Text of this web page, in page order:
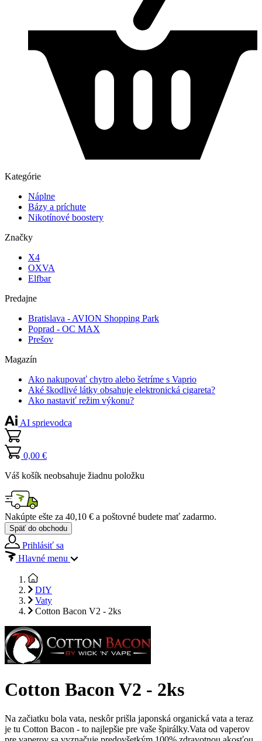
Kategórie
Náplne
Bázy a príchute
Nikotínové boostery
Značky
X4
OXVA
Elfbar
Predajne
Bratislava - AVION Shopping Park
Poprad - OC MAX
Prešov
Magazín
Ako nakupovať chytro alebo šetríme s Vaprio
Aké škodlivé látky obsahuje elektronická cigareta?
Ako nastaviť režim výkonu?
AI sprievodca
0,00 €
Váš košík neobsahuje žiadnu položku
Nakúpte ešte za 40,10 € a poštovné budete mať zadarmo.
Späť do obchodu
Prihlásiť sa
Hlavné menu
DIY
Vaty
Cotton Bacon V2 - 2ks
Cotton Bacon V2 - 2ks
Na začiatku bola vata, neskôr prišla japonská organická vata a teraz
je tu Cotton Bacon - to najlepšie pre vaše špirálky.Vata od vaperov